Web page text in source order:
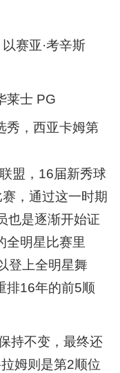
赛亚·考辛斯
莱士 PG
秀，西亚卡姆第
盟，16届新秀球
，通过这一时期
也是逐渐开始证
全明星比赛里
登上全明星舞
排16年的前5顺
持不变，最终还
姆则是第2顺位